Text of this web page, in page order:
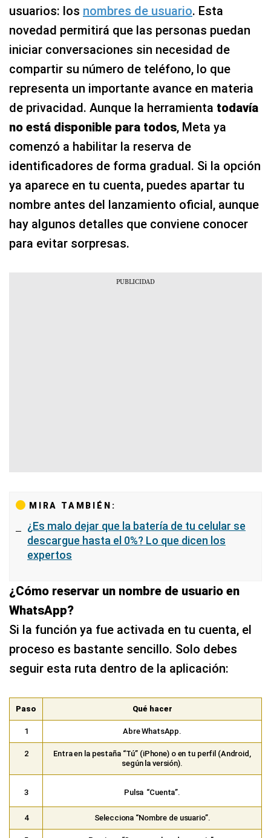
usuarios: los nombres de usuario. Esta
novedad permitirá que las personas puedan
iniciar conversaciones sin necesidad de
compartir su número de teléfono, lo que
representa un importante avance en materia
de privacidad. Aunque la herramienta todavía
no está disponible para todos, Meta ya
comenzó a habilitar la reserva de
identificadores de forma gradual. Si la opción
ya aparece en tu cuenta, puedes apartar tu
nombre antes del lanzamiento oficial, aunque
hay algunos detalles que conviene conocer
para evitar sorpresas.
MIRA TAMBIÉN:
¿Es malo dejar que la batería de tu celular se
descargue hasta el 0%? Lo que dicen los
expertos
¿Cómo reservar un nombre de usuario en
WhatsApp?
Si la función ya fue activada en tu cuenta, el
proceso es bastante sencillo. Solo debes
seguir esta ruta dentro de la aplicación:
Paso Qué hacer
1 Abre WhatsApp.
2
Entra en la pestaña “Tú” (iPhone) o en tu perfil (Android,
según la versión).
3 Pulsa “Cuenta”.
4 Selecciona “Nombre de usuario”.